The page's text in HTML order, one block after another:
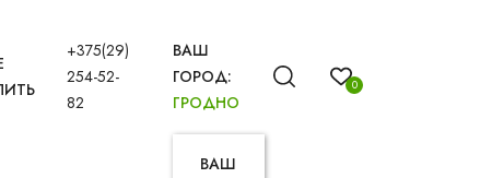
+375(29)
254-52-
82
ВАШ
ГОРОД:
ГРОДНО
ВАШ
0